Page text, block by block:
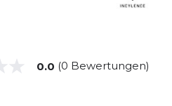
0.0 (0 Bewertungen)